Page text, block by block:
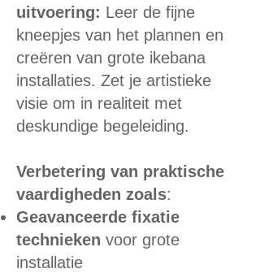
uitvoering: Leer de fijne
kneepjes van het plannen en
creëren van grote ikebana
installaties. Zet je artistieke
visie om in realiteit met
deskundige begeleiding.
Verbetering van praktische
vaardigheden zoals:
Geavanceerde fixatie
technieken voor grote
installatie